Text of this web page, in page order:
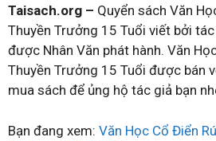
Taisach.org – Quyển sách Văn
Thuyền Trưởng 15 Tuổi viết bởi
được Nhân Văn phát hành. Văn
Thuyền Trưởng 15 Tuổi được bán
mua sách để ủng hộ tác giả bạn
Bạn đang xem: Văn Học Cổ Điển